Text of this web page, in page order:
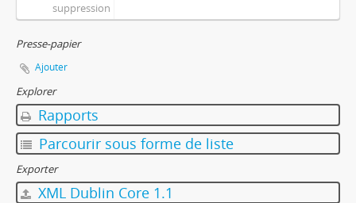
suppression
Presse-papier
Ajouter
Explorer
Rapports
Parcourir sous forme de liste
Exporter
XML Dublin Core 1.1